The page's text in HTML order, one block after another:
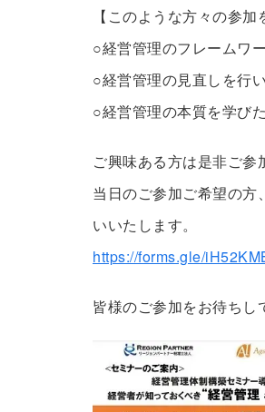
【このような方々の参加
○経営管理のフレームワ
○経営管理の見直しを行
○経営管理の本質を学び
ご興味ある方は是非ご参
当日のご参加ご希望の
いいたします。
https://forms.gle/
皆様のご参加をお待ちし